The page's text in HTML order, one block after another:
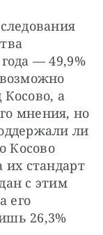
— 49,9%
а
мнения, но
ли
Косово
стандарт
с этим
его
26,3%